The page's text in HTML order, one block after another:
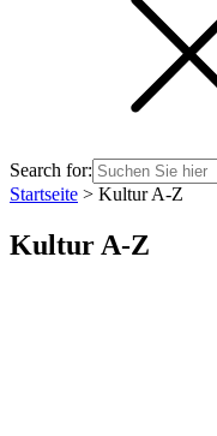
Search for:
Startseite > Kultur A-Z
Kultur A-Z